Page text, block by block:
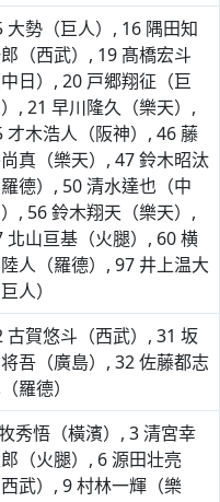
大勢（巨人）, 16 隅田知
（西武）, 19 髙橋宏斗
中日）, 20 戸郷翔征（巨
, 21 早川隆久（樂天）,
才木浩人（阪神）, 46 藤
真（樂天）, 47 鈴木昭汰
羅德）, 50 清水達也（中
, 56 鈴木翔天（樂天）,
北山亘基（火腿）, 60 横
人（羅德）, 97 井上温大
巨人）
古賀悠斗（西武）, 31 坂
吾（廣島）, 32 佐藤都志
羅德）
秀悟（橫濱）, 3 清宮幸
（火腿）, 6 源田壮亮
西武）, 9 村林一輝（樂